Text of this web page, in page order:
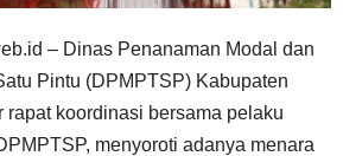
– Dinas Penanaman Modal dan
Pintu (DPMPTSP) Kabupaten
rapat koordinasi bersama pelaku
menyoroti adanya menara